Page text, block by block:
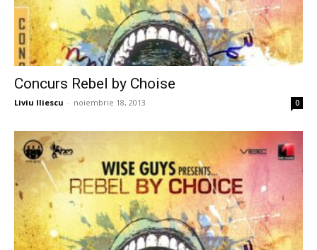
Concurs Rebel by Choise
Liviu Iliescu - noiembrie 18, 2013 0